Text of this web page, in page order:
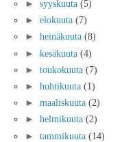
► syyskuuta (5)
► elokuuta (7)
► heinäkuuta (8)
► kesäkuuta (4)
► toukokuuta (7)
► huhtikuuta (1)
► maaliskuuta (2)
► helmikuuta (2)
► tammikuuta (14)